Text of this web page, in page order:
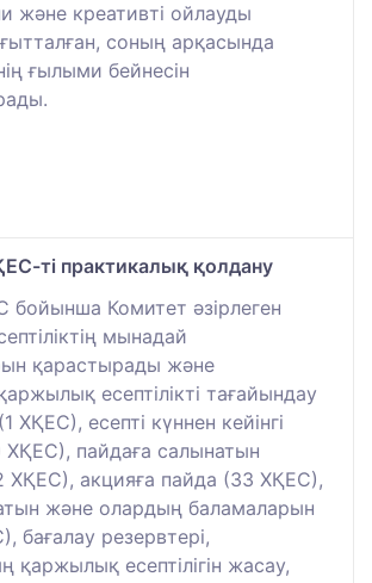
және креативті ойлауды
соның арқасында
ғылыми бейнесін
ті практикалық қолдану
бойынша Комитет әзірлеген
мынадай
қарастырады және
есептілікті тағайындау
ХҚЕС), есепті күннен кейінгі
ХҚЕС), пайдаға салынатын
ХҚЕС), акцияға пайда (33 ХҚЕС),
және олардың баламаларын
бағалау резервтері,
қаржылық есептілігін жасау,